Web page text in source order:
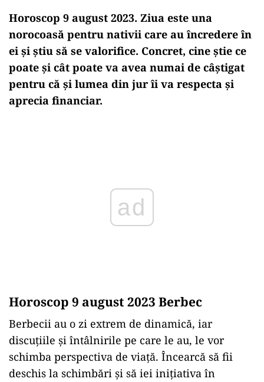
Horoscop 9 august 2023. Ziua este una
norocoasă pentru nativii care au încredere în
ei și știu să se valorifice. Concret, cine știe ce
poate și cât poate va avea numai de câștigat
pentru că și lumea din jur îi va respecta și
aprecia financiar.
Horoscop 9 august 2023 Berbec
Berbecii au o zi extrem de dinamică, iar
discuțiile și întâlnirile pe care le au, le vor
schimba perspectiva de viață. Încearcă să fii
deschis la schimbări și să iei inițiativa în